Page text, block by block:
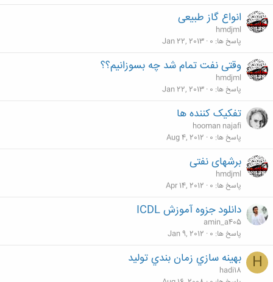
انواع گاز طبیعی
hmdjml
پاسخ ها 0
Jan 22, 2013
وقتی نفت تمام شد چه بسوزانیم؟؟
hmdjml
پاسخ ها 0
Jan 22, 2013
تفکیک کننده ها
hooman najafi
پاسخ ها 0
Aug 4, 2012
برشهای نفتی
hmdjml
پاسخ ها 0
Apr 14, 2012
دانلود جزوه آموزش ICDL
amin_a405
پاسخ ها 0
Jan 9, 2012
H بهينه سازي زمان بندي توليد
hadi18